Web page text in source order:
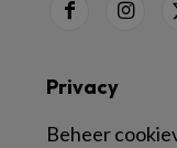
Privacy
Beheer